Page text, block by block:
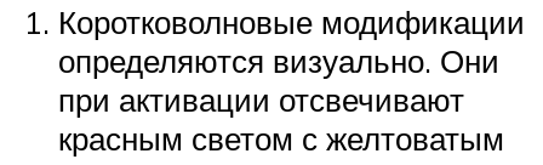
Коротковолновые модификации
определяются визуально. Они
при активации отсвечивают
красным светом с желтоватым